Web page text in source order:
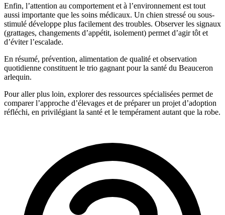
Enfin, l’attention au comportement et à l’environnement est tout
aussi importante que les soins médicaux. Un chien stressé ou sous-
stimulé développe plus facilement des troubles. Observer les signaux
(grattages, changements d’appétit, isolement) permet d’agir tôt et
d’éviter l’escalade.
En résumé, prévention, alimentation de qualité et observation
quotidienne constituent le trio gagnant pour la santé du Beauceron
arlequin.
Pour aller plus loin, explorer des ressources spécialisées permet de
comparer l’approche d’élevages et de préparer un projet d’adoption
réfléchi, en privilégiant la santé et le tempérament autant que la robe.